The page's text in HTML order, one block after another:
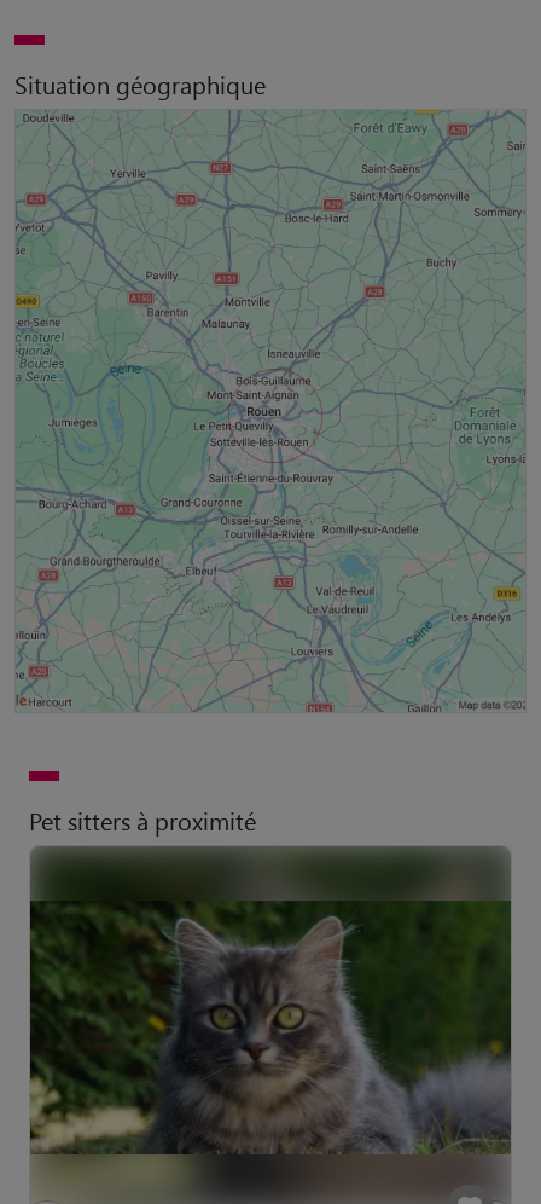
Situation géographique
Pet sitters à proximité